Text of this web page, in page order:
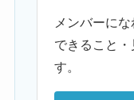
メンバーに
できること
す。